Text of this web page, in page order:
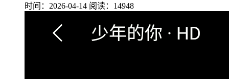
时间：2026-04-14 阅读：14948